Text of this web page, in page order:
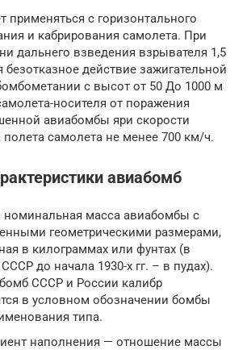
с горизонтального
и кабрирования самолета. При
дальнего взведения взрывателя 1,5
безотказное действие зажигательной
с высот от 50 До 1000 м
носителя от поражения
авиабомбы яри скорости
полета самолета не менее 700 км/ч.
авиабомб
номинальная масса авиабомбы с
геометрическими размерами,
в килограммах или фунтах (в
до начала 1930-х гг. – в пудах).
СССР и России калибр
в условном обозначении бомбы
типа.
наполнения — отношение массы